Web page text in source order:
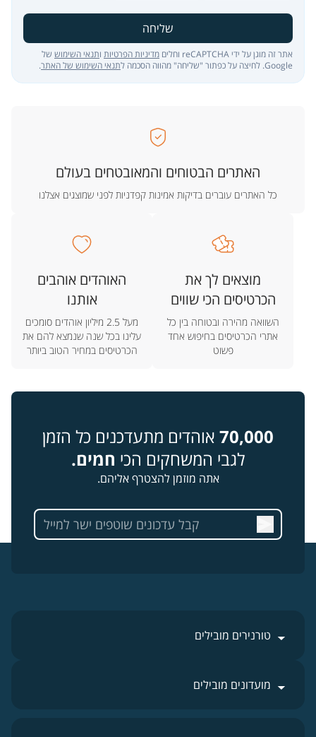
שליחה
אתר זה מוגן על ידי reCAPTCHA וחלים מדיניות הפרטיות ותנאי השימוש של
Google. לחיצה על כפתור "שליחה" מהווה הסכמה ל
תנאי השימוש של האתר.
האתרים הבטוחים והמאובטחים בעולם
כל האתרים עוברים בדיקות אמינות קפדניות לפני שמוצגים אצלנו
מוצאים לך את
הכרטיסים הכי שווים
השוואה מהירה ובטוחה בין כל
אתרי הכרטיסים בחיפוש אחד
פשוט
האוהדים אוהבים
אותנו
מעל 2.5 מיליון אוהדים סומכים
עלינו בכל שנה שנמצא להם את
הכרטיסים במחיר הטוב ביותר
70,000 אוהדים מתעדכנים כל הזמן
לגבי המשחקים הכי חמים.
אתה מוזמן להצטרף אליהם.
טורנירים מובילים
מועדונים מובילים